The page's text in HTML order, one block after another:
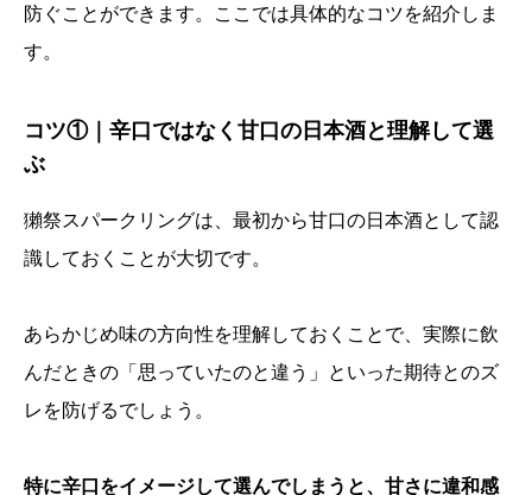
防ぐことができます。ここでは具体的なコツを紹介しま
す。
コツ①｜辛口ではなく甘口の日本酒と理解して選
ぶ
獺祭スパークリングは、最初から甘口の日本酒として認
識しておくことが大切です。
あらかじめ味の方向性を理解しておくことで、実際に飲
んだときの「思っていたのと違う」といった期待とのズ
レを防げるでしょう。
特に辛口をイメージして選んでしまうと、甘さに違和感
Instagram 日本酒レビュー LINE